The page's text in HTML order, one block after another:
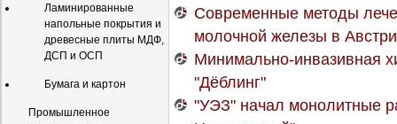
Ламинированные
напольные покрытия и
древесные плиты МДФ,
ДСП и ОСП
Бумага и картон
Промышленное
Современные методы
молочной железы в
Минимально-инвазивная
"Дёблинг"
"УЭЗ" начал монолитные